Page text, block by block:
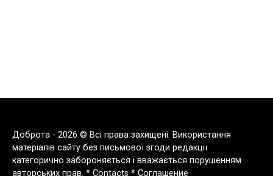
Доброта - 2026 © Всі права захищені. Використання
матеріалів сайту без письмової згоди редакції
категорично забороняється і вважається порушенням
авторських прав. * Contacts * Соглашение